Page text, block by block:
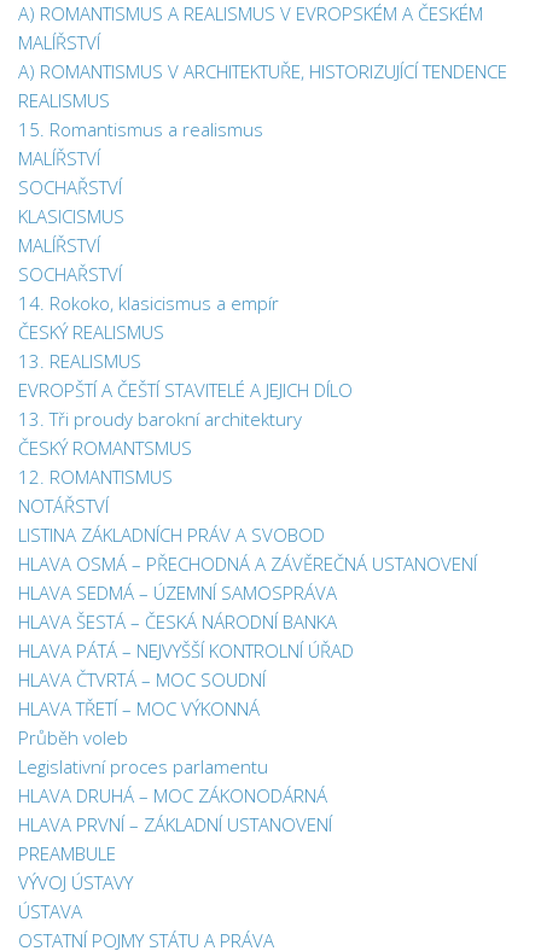
A) ROMANTISMUS A REALISMUS V EVROPSKÉM A ČESKÉM
MALÍŘSTVÍ
A) ROMANTISMUS V ARCHITEKTUŘE, HISTORIZUJÍCÍ TENDENCE
REALISMUS
15. Romantismus a realismus
MALÍŘSTVÍ
SOCHAŘSTVÍ
KLASICISMUS
MALÍŘSTVÍ
SOCHAŘSTVÍ
14. Rokoko, klasicismus a empír
ČESKÝ REALISMUS
13. REALISMUS
EVROPŠTÍ A ČEŠTÍ STAVITELÉ A JEJICH DÍLO
13. Tři proudy barokní architektury
ČESKÝ ROMANTSMUS
12. ROMANTISMUS
NOTÁŘSTVÍ
LISTINA ZÁKLADNÍCH PRÁV A SVOBOD
HLAVA OSMÁ – PŘECHODNÁ A ZÁVĚREČNÁ USTANOVENÍ
HLAVA SEDMÁ – ÚZEMNÍ SAMOSPRÁVA
HLAVA ŠESTÁ – ČESKÁ NÁRODNÍ BANKA
HLAVA PÁTÁ – NEJVYŠŠÍ KONTROLNÍ ÚŘAD
HLAVA ČTVRTÁ – MOC SOUDNÍ
HLAVA TŘETÍ – MOC VÝKONNÁ
Průběh voleb
Legislativní proces parlamentu
HLAVA DRUHÁ – MOC ZÁKONODÁRNÁ
HLAVA PRVNÍ – ZÁKLADNÍ USTANOVENÍ
PREAMBULE
VÝVOJ ÚSTAVY
ÚSTAVA
OSTATNÍ POJMY STÁTU A PRÁVA